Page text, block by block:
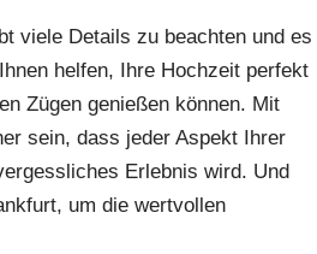
viele Details zu beachten und es
helfen, Ihre Hochzeit perfekt
Zügen genießen können. Mit
sein, dass jeder Aspekt Ihrer
Erlebnis wird. Und
um die wertvollen